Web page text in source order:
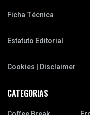
Ficha Técnica
Estatuto Editorial
Cookies | Disclaimer
CATEGORIAS